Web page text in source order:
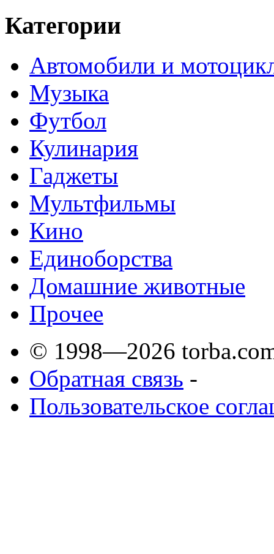
Категории
Автомобили и
Музыка
Футбол
Кулинария
Гаджеты
Мультфильмы
Кино
Единоборства
Домашние животные
Прочее
© 1998—2026
Обратная связь -
Пользовательское